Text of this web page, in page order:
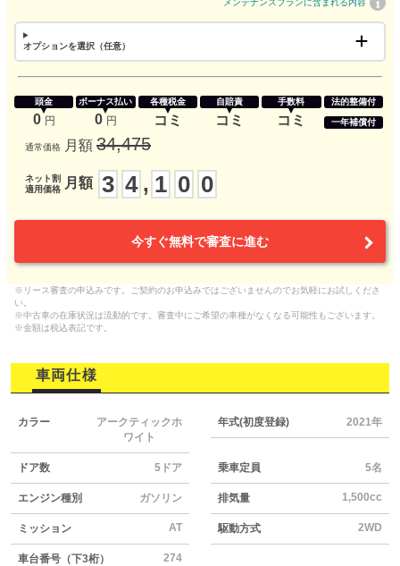
メンテナンスプランに含まれる内容
オプションを選択（任意）
頭金
0 円
ボーナス払い
0 円
各種税金
コミ
自賠責
コミ
手数料
コミ
法的整備付
一年補償付
通常価格 月額 34,475
ネット割
適用価格
月額 3 4 , 1 0 0
今すぐ無料で審査に進む
※リース審査の申込みです。ご契約のお申込みではございませんのでお気軽にお試しくださ
い。
※中古車の在庫状況は流動的です。審査中にご希望の車種がなくなる可能性もございます。
※金額は税込表記です。
車両仕様
カラー
アークティックホ
ワイト
年式(初度登録) 2021年
ドア数 5ドア 乗車定員 5名
エンジン種別 ガソリン 排気量 1,500cc
ミッション AT 駆動方式 2WD
車台番号（下3桁） 274